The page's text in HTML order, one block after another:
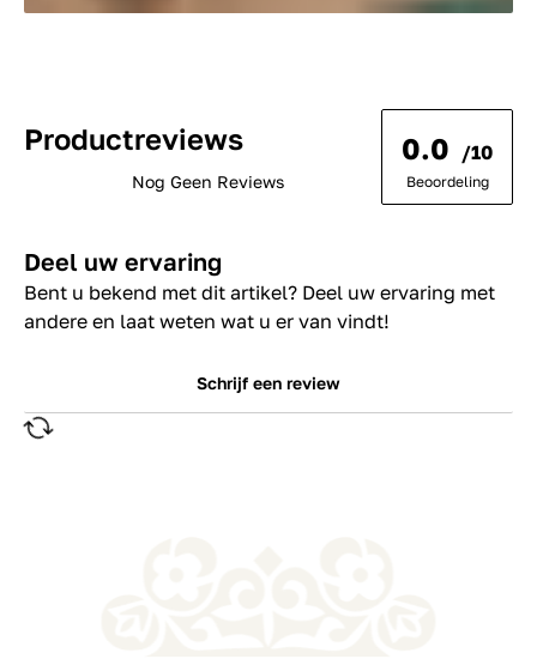
Productreviews
Nog Geen Reviews
0.0 /10
Beoordeling
Deel uw ervaring
Bent u bekend met dit artikel? Deel uw ervaring met
andere en laat weten wat u er van vindt!
Schrijf een review